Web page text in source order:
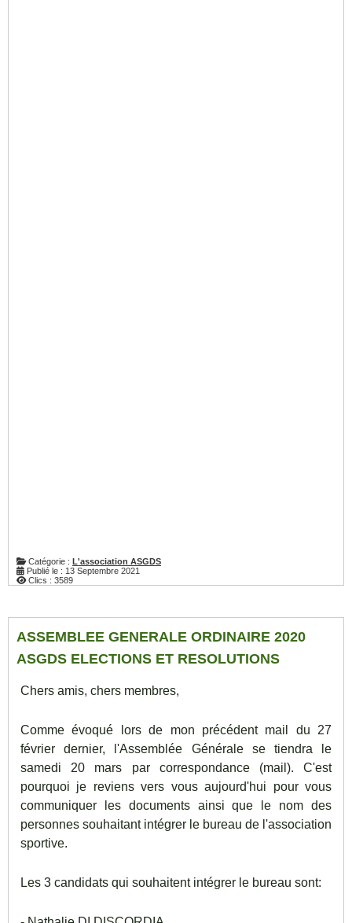
Catégorie : L'association ASGDS
Publié le : 13 Septembre 2021
Clics : 3589
ASSEMBLEE GENERALE ORDINAIRE 2020
ASGDS ELECTIONS ET RESOLUTIONS
Chers amis, chers membres,
Comme évoqué lors de mon précédent mail du 27
février dernier, l'Assemblée Générale se tiendra le
samedi 20 mars par correspondance (mail). C'est
pourquoi je reviens vers vous aujourd'hui pour vous
communiquer les documents ainsi que le nom des
personnes souhaitant intégrer le bureau de l'association
sportive.
Les 3 candidats qui souhaitent intégrer le bureau sont: